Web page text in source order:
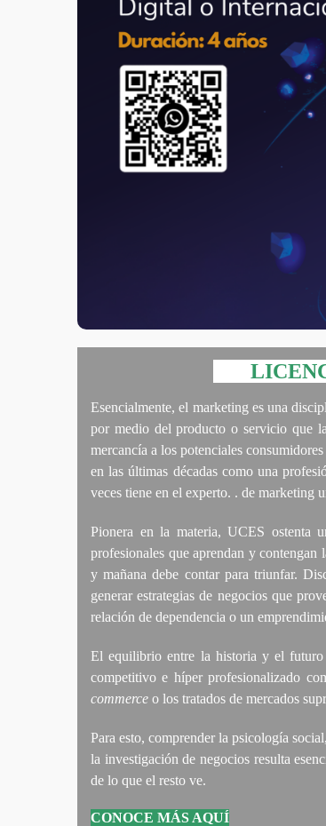
Esencialmente, el marketing es una
por medio del producto o servicio que
mercancía a los potenciales
en las últimas décadas como una
veces tiene en el experto. . de marketing
Pionera en la materia, UCES ostenta
profesionales que aprendan y contengan
y mañana debe contar para triunfar.
generar estrategias de negocios que
relación de dependencia o un
El equilibrio entre la historia y el futuro
competitivo e híper profesionalizado
commerce o los tratados de mercados
Para esto, comprender la psicología
la investigación de negocios resulta
de lo que el resto ve.
CONOCE MÁS AQUÍ